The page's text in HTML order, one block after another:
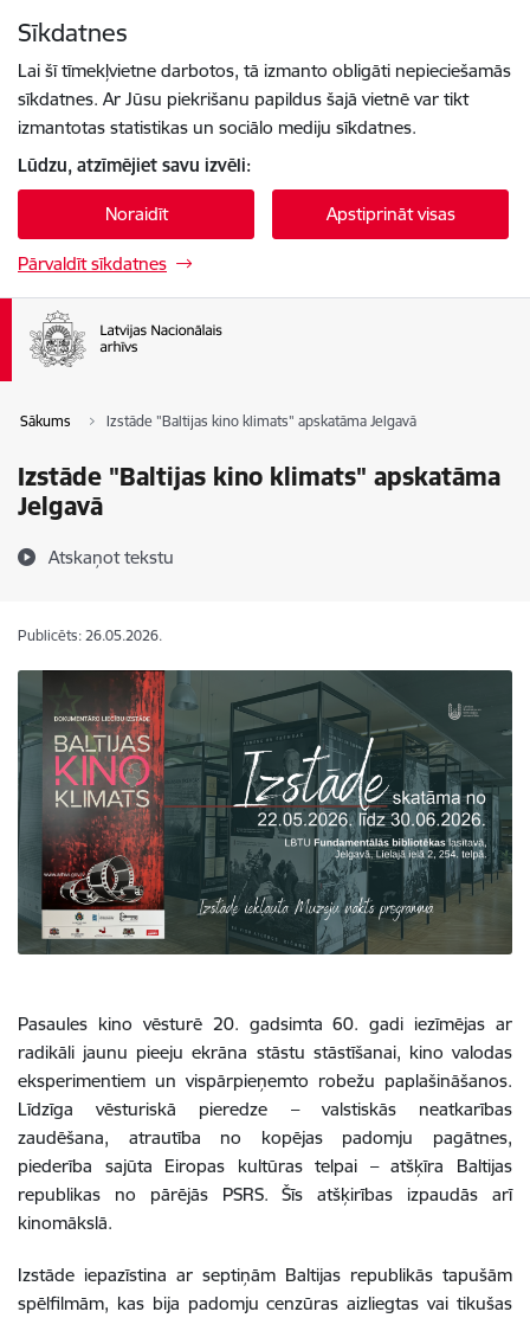
Sīkdatnes
Lai šī tīmekļvietne darbotos, tā izmanto obligāti nepieciešamās
sīkdatnes. Ar Jūsu piekrišanu papildus šajā vietnē var tikt
izmantotas statistikas un sociālo mediju sīkdatnes.
Lūdzu, atzīmējiet savu izvēli:
Noraidīt Apstiprināt visas
Pārvaldīt sīkdatnes
Sākums Izstāde "Baltijas kino klimats" apskatāma Jelgavā
Izstāde "Baltijas kino klimats" apskatāma
Jelgavā
Atskaņot tekstu
Publicēts: 26.05.2026.
Pasaules kino vēsturē 20. gadsimta 60. gadi iezīmējas ar
radikāli jaunu pieeju ekrāna stāstu stāstīšanai, kino valodas
eksperimentiem un vispārpieņemto robežu paplašināšanos.
Līdzīga vēsturiskā pieredze – valstiskās neatkarības
zaudēšana, atrautība no kopējas padomju pagātnes,
piederība sajūta Eiropas kultūras telpai – atšķīra Baltijas
republikas no pārējās PSRS. Šīs atšķirības izpaudās arī
kinomākslā.
Izstāde iepazīstina ar septiņām Baltijas republikās tapušām
spēlfilmām, kas bija padomju cenzūras aizliegtas vai tikušas